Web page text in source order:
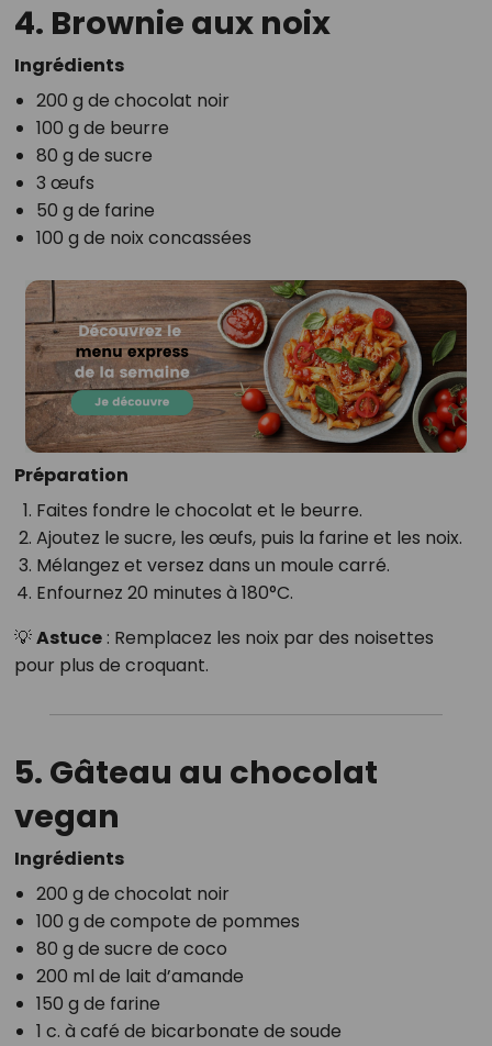
4. Brownie aux noix
Ingrédients
200 g de chocolat noir
100 g de beurre
80 g de sucre
3 œufs
50 g de farine
100 g de noix concassées
Préparation
Faites fondre le chocolat et le beurre.
Ajoutez le sucre, les œufs, puis la farine et les noix.
Mélangez et versez dans un moule carré.
Enfournez 20 minutes à 180°C.
💡Astuce: Remplacez les noix par des noisettes
pour plus de croquant.
5. Gâteau au chocolat
vegan
Ingrédients
200 g de chocolat noir
100 g de compote de pommes
80 g de sucre de coco
200 ml de lait d’amande
150 g de farine
1 c. à café de bicarbonate de soude